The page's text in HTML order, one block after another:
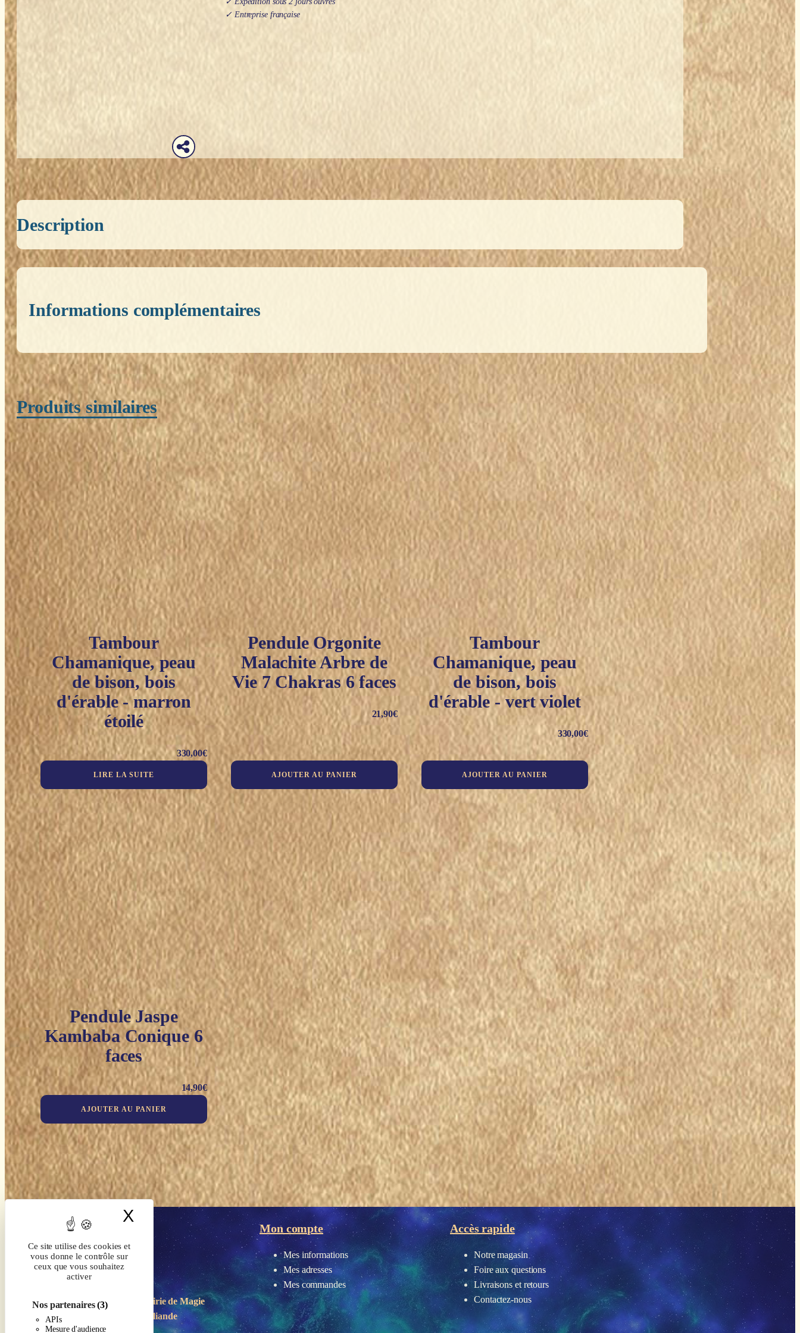
Ce site utilise des cookies et
vous donne le contrôle sur
ceux que vous souhaitez
activer
Nos partenaires(3)
APIs
Mesure d'audience
X Masquer le bandeau des cookies
✓ Entreprise française
Description
Informations complémentaires
Produits similaires
Tambour
Chamanique, peau
de bison, bois
d'érable - marron
étoilé
330,00€
LIRE LA SUITE
Pendule Orgonite
Malachite Arbre de
Vie 7 Chakras 6 faces
21,90€
AJOUTER AU PANIER
Tambour
Chamanique, peau
de bison, bois
d'érable - vert violet
330,00€
AJOUTER AU PANIER
Pendule Jaspe
Kambaba Conique 6
faces
14,90€
AJOUTER AU PANIER
Boutique-Librairie deMagie
en Brocéliande
Mon compte
Mes informations
Mes adresses
Mes commandes
Accès rapide
Notre magasin
Foire aux questions
Livraisons et retours
Contactez-nous